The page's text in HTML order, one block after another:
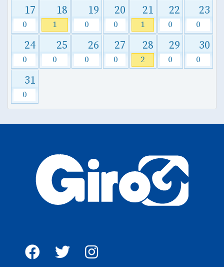
17
0
18
1
19
0
20
0
21
1
22
0
23
0
24
0
25
0
26
0
27
0
28
2
29
0
30
0
31
0